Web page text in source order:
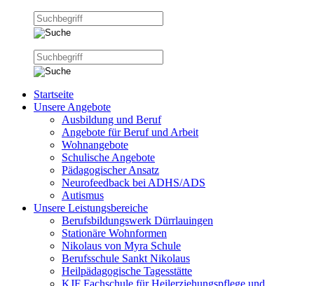
Startseite
Unsere Angebote
Ausbildung und Beruf
Angebote für Beruf und Arbeit
Wohnangebote
Schulische Angebote
Pädagogischer Ansatz
Neurofeedback bei ADHS/ADS
Autismus
Unsere Leistungsbereiche
Berufsbildungswerk Dürrlauingen
Stationäre Wohnformen
Nikolaus von Myra Schule
Berufsschule Sankt Nikolaus
Heilpädagogische Tagesstätte
KJF Fachschule für Heilerziehungspflege und